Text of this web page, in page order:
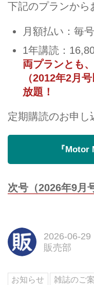
下記のプランから
月額払い：毎
1年講読：
両プランとも
（2012年2月
放題！
定期購読のお申し
『
次号（2026年9月
2026-06-29
販売部
お知らせ 雑誌のご